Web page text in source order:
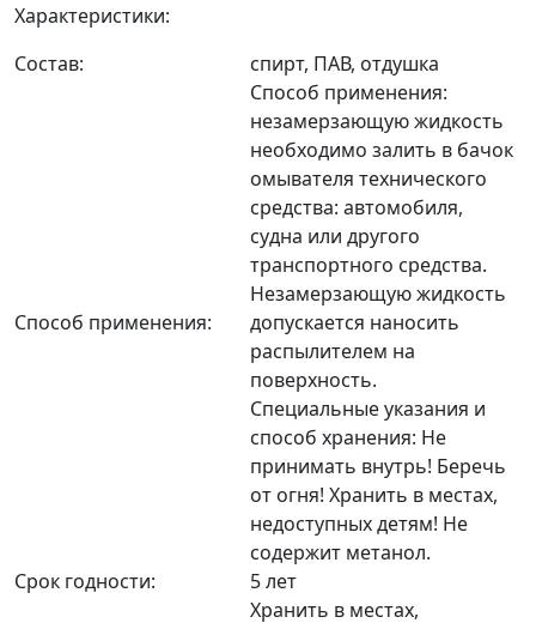
Характеристики:
Состав:
спирт, ПАВ, отдушка
Способ применения:
Способ применения:
незамерзающую жидкость
необходимо залить в бачок
омывателя технического
средства: автомобиля,
судна или другого
транспортного средства.
Незамерзающую жидкость
допускается наносить
распылителем на
поверхность.
Специальные указания и
способ хранения: Не
принимать внутрь! Беречь
от огня! Хранить в местах,
недоступных детям! Не
содержит метанол.
Срок годности:
5 лет
Хранить в местах,